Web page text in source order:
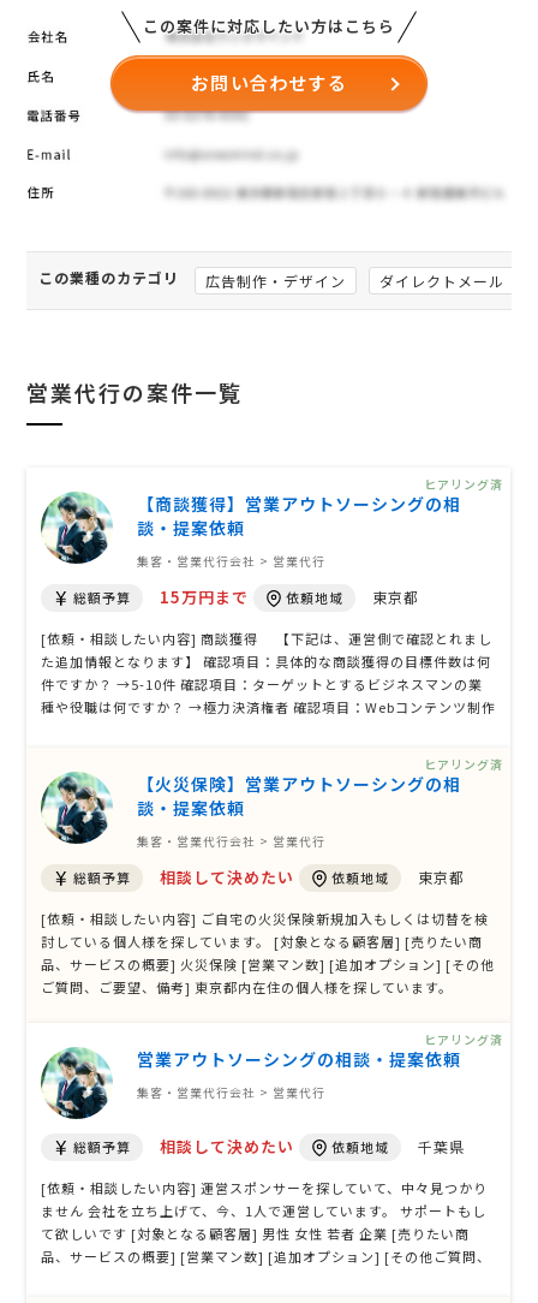
この案件に対応したい方はこちら
お問い合わせする
この業種のカテゴリ 広告制作・デザイン ダイレクトメール
営業代行の案件一覧
【商談獲得】営業アウトソーシングの相
談・提案依頼
集客・営業代行会社 > 営業代行
総額予算 15万円まで 依頼地域 東京都
[依頼・相談したい内容] 商談獲得 【下記は、運営側で確認とれまし
た追加情報となります】 確認項目：具体的な商談獲得の目標件数は何
件ですか？ →5-10件 確認項目：ターゲットとするビジネスマンの業
種や役職は何ですか？ →極力決済権者 確認項目：Webコンテンツ制作
のコンサルティングの …
ヒアリング済
【火災保険】営業アウトソーシングの相
談・提案依頼
集客・営業代行会社 > 営業代行
総額予算 相談して決めたい 依頼地域 東京都
[依頼・相談したい内容] ご自宅の火災保険新規加入もしくは切替を検
討している個人様を探しています。 [対象となる顧客層] [売りたい商
品、サービスの概要] 火災保険 [営業マン数] [追加オプション] [その他
ご質問、ご要望、備考] 東京都内在住の個人様を探しています。
ヒアリング済
営業アウトソーシングの相談・提案依頼
集客・営業代行会社 > 営業代行
総額予算 相談して決めたい 依頼地域 千葉県
[依頼・相談したい内容] 運営スポンサーを探していて、中々見つかり
ません 会社を立ち上げて、今、1人で運営しています。 サポートもし
て欲しいです [対象となる顧客層] 男性 女性 若者 企業 [売りたい商
品、サービスの概要] [営業マン数] [追加オプション] [その他ご質問、
ヒアリング済